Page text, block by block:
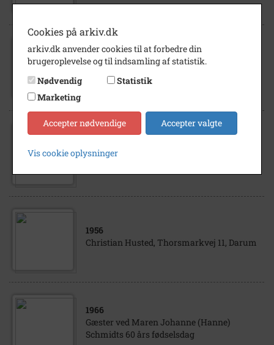
1960- 1970
Else Marie Jepsen, (Vind), Thorsmarkvej 5,
Darum
Thorsmarkvej 6, Darum
1956
Christian Husted, Thorsmarkvej 11, Darum
1966
Gæster ved Maren Johanne (Hanne)
Schmidts 60 års fødselsdag
Cookies på arkiv.dk
arkiv.dk anvender cookies til at forbedre din
brugeroplevelse og til indsamling af statistik.
Nødvendig
Statistik
Marketing
Accepter nødvendige Accepter valgte
Vis cookie oplysninger